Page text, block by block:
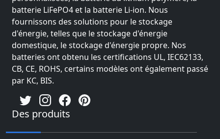
batterie LiFePO4 et la batterie Li-ion. Nous
fournissons des solutions pour le stockage
d'énergie, telles que le stockage d'énergie
domestique, le stockage d'énergie propre. Nos
batteries ont obtenu les certifications UL, IEC62133,
CB, CE, ROHS, certains modèles ont également passé
par KC, BIS.
Des produits